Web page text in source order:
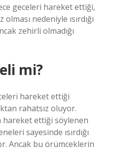
geceleri hareket ettiği,
nedeniyle ısırdığı
zehirli olmadığı
mi?
hareket ettiği
rahatsız oluyor.
hareket ettiği söylenen
sayesinde ısırdığı
Ancak bu örümceklerin